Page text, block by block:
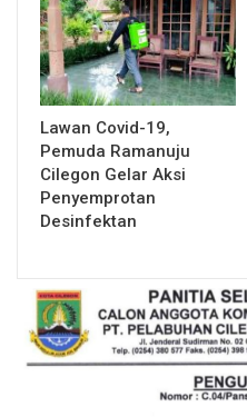
Lawan Covid-19,
Pemuda Ramanuju
Cilegon Gelar Aksi
Penyemprotan
Desinfektan